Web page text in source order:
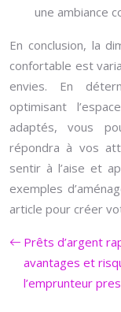
une ambiance
En conclusion, la
confortable est
envies. En
optimisant
adaptés, vous
répondra à vos
sentir à l’aise et
exemples
article pour créer
Prêts d’argent
avantages et
l’emprunteur